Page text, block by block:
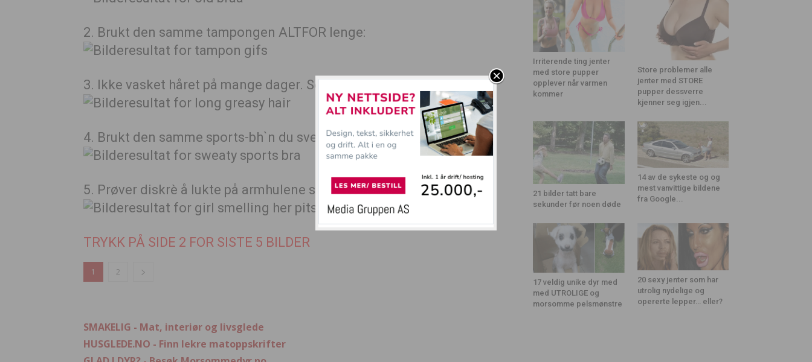
2. Brukt den samme tampongen ALTFOR lenge:
3. Ikke vasket håret på mange dager. Selv når du har trent:
4. Brukt den samme sports-bh`n du svettet i dagen før:
5. Prøver diskrè å lukte på armhulene sine titt og ofte:
TRYKK PÅ SIDE 2 FOR SISTE 5 BILDER
1 2
SMAKELIG - Mat, interiør og livsglede
HUSGLEDE.NO - Finn lekre matoppskrifter
Irriterende ting jenter
med store pupper
opplever når varmen
kommer
Store problemer alle
jenter med STORE
pupper dessverre
kjenner seg igjen...
21 bilder tatt bare
sekunder før noen døde
14 av de sykeste og og
mest vanvittige bildene
fra Google...
17 veldig unike dyr med
med UTROLIGE og
morsomme pelsmønstre
20 sexy jenter som har
utrolig nydelige og
opererte lepper… eller?